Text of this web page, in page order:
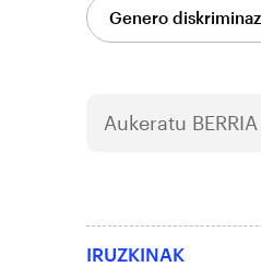
Genero
Aukeratu BERRIA
IRUZKINAK